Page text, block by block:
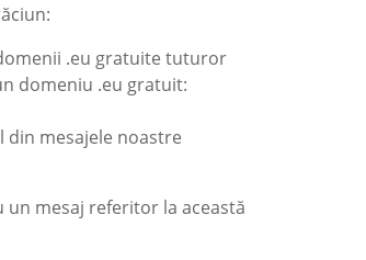
.eu gratuite tuturor
domeniu .eu gratuit:
din mesajele noastre
un mesaj referitor la această